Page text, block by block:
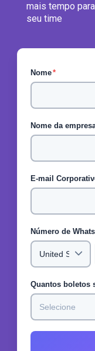
mais tempo
seu time
Nome*
Nome da
E-mail
Número de
Quantos boletos